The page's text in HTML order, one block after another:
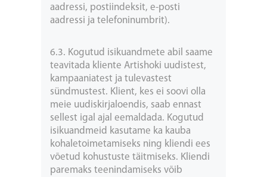
aadressi, postiindeksit, e-posti
aadressi ja telefoninumbrit).
6.3. Kogutud isikuandmete abil saame
teavitada kliente Artishoki uudistest,
kampaaniatest ja tulevastest
sündmustest. Klient, kes ei soovi olla
meie uudiskirjaloendis, saab ennast
sellest igal ajal eemaldada. Kogutud
isikuandmeid kasutame ka kauba
kohaletoimetamiseks ning kliendi ees
võetud kohustuste täitmiseks. Kliendi
paremaks teenindamiseks võib